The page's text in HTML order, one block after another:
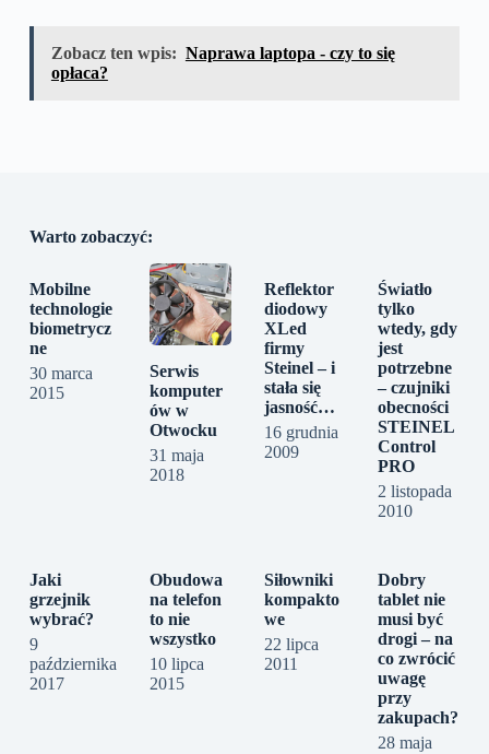
Zobacz ten wpis: Naprawa laptopa - czy to się
opłaca?
Warto zobaczyć:
Mobilne
technologie
biometrycz
ne
30 marca
2015
Serwis
komputer
ów w
Otwocku
31 maja
2018
Reflektor
diodowy
XLed
firmy
Steinel – i
stała się
jasność…
16 grudnia
2009
Światło
tylko
wtedy, gdy
jest
potrzebne
– czujniki
obecności
STEINEL
Control
PRO
2 listopada
2010
Jaki
grzejnik
wybrać?
9
października
2017
Obudowa
na telefon
to nie
wszystko
10 lipca
2015
Siłowniki
kompakto
we
22 lipca
2011
Dobry
tablet nie
musi być
drogi – na
co zwrócić
uwagę
przy
zakupach?
28 maja